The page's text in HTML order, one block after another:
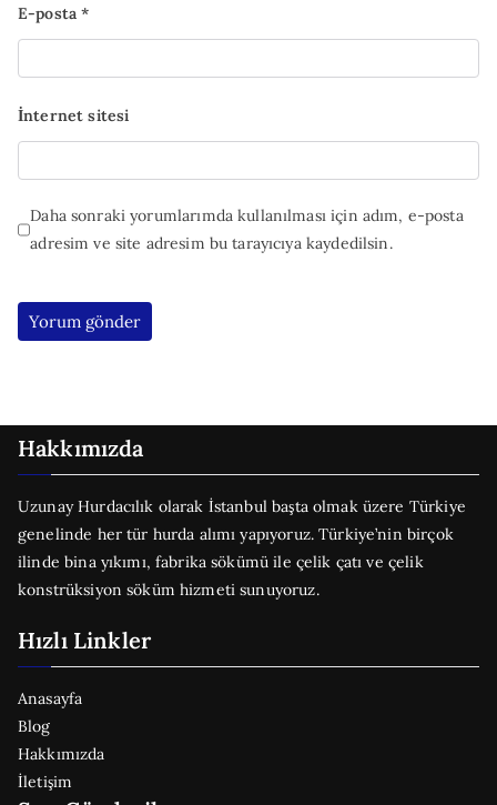
E-posta*
İnternet sitesi
Daha sonraki yorumlarımda kullanılması için adım, e-posta
adresim ve site adresim bu tarayıcıya kaydedilsin.
Hakkımızda
Uzunay Hurdacılık olarak İstanbul başta olmak üzere Türkiye
genelinde her tür hurda alımı yapıyoruz. Türkiye’nin birçok
ilinde bina yıkımı, fabrika sökümü ile çelik çatı ve çelik
konstrüksiyon söküm hizmeti sunuyoruz.
Hızlı Linkler
Anasayfa
Blog
Hakkımızda
İletişim